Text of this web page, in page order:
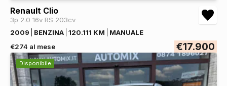
Renault Clio
3p 2.0 16v RS 203cv
2009
BENZINA 120.111 KM
MANUALE
€274 al mese
€17.900
Disponibile